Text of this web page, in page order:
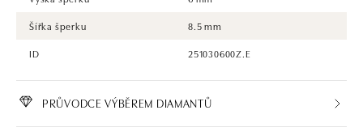
Šířka šperku
8.5 mm
ID
251030600Z.E
PRŮVODCE VÝBĚREM DIAMANTŮ